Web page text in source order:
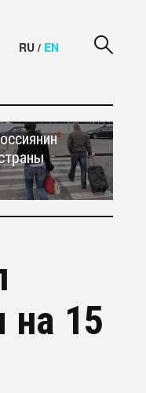
RU / EN
на 15